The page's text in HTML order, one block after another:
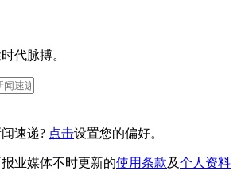
代脉搏。
速递? 点击设置您的偏好。
业媒体不时更新的使用条款及个人资料